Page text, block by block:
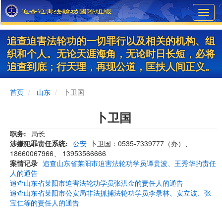
Skip
to
main
content
追查迫害法轮功的一切罪行以及相关的机构、组
织和个人。无论天涯海角，无论时日长短，必将
追查到底；行天理，再现公道，匡扶人间正义。
首页 山东 卜卫国
卜卫国
职务
局长
涉嫌犯罪责任系统
公安 卜卫国：0535-7339777（办）、
18660067966、 13953566666
案情记录 追查山东省莱阳市迫害法轮功学员谭贵波、王秀华的责任
人的通告
追查山东省莱阳市迫害法轮功学员张洪金的责任人的通告
追查山东省莱阳市公安局非法抓捕法轮功学员李录林、安立波、张
宝仁等的责任人的通告